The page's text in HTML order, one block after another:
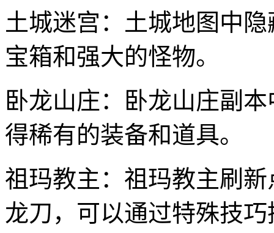
土城迷宫：土城地图中
宝箱和强大的怪物。
卧龙山庄：卧龙山庄副
得稀有的装备和道具。
祖玛教主：祖玛教主刷
龙刀，可以通过特殊技巧